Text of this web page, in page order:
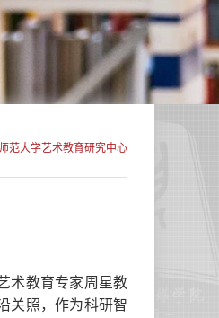
范大学艺术教育研究中心
术教育专家周星教
关照，作为科研智